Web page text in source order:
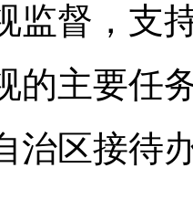
监督，支
的主要任
治区接待